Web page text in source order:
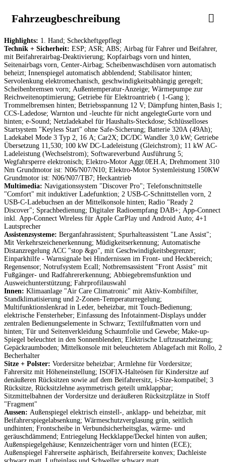
Fahrzeugbeschreibung
Highlights: 1. Hand; Scheckheftgepflegt
Technik + Sicherheit: ESP; ASR; ABS; Airbag für Fahrer und Beifahrer,
mit Beifahrerairbag-Deaktivierung; Kopfairbags vorn und hinten,
Seitenairbags vorn, Center-Airbag; Scheibenwaschdüsen vorn automatisch
beheizt; Innenspiegel automatisch abblendend; Stabilisator hinten;
Servolenkung elektromechanisch, geschwindigkeitsabhängig geregelt;
Scheibenbremsen vorn; Außentemperatur-Anzeige; Wärmepumpe zur
Reichweitenoptimierung; Getriebe für Elektroantrieb ( 1-Gang );
Trommelbremsen hinten; Betriebsspannung 12 V; Dämpfung hinten,Basis 1;
CCS-Ladedose; Warnton und -leuchte für nicht angelegteGurte vorn und
hinten; e-Sound; Netzladekabel für Haushalts-Steckdose; Schlüsselloses
Startsystem "Keyless Start" ohne Safe-Sicherung; Batterie 320A (49Ah);
Ladekabel Mode 3 Typ 2, 16 A; Car2X; DC/DC Wandler 3,0 kW; Getriebe
Übersetzung 11,530; 100 kW DC-Ladeleistung (Gleichstrom); 11 kW AC-
Ladeleistung (Wechselstrom); Softwareverbund Ausführung 5;
Wegfahrsperre elektronisch; Elektro-Motor Aggr.0EH.A; Drehmoment 310
Nm Grundmotor ist: N06/N07/N10; Elektro-Motor Systemleistung 150KW
Grundmotor ist: N06/N07/TB7; Heckantrieb
Multimedia: Navigationssystem "Discover Pro"; Telefonschnittstelle
"Comfort" mit induktiver Ladefunktion; 2 USB-C-Schnittstellen vorn, 2
USB-C-Ladebuchsen an der Mittelkonsole hinten; Radio "Ready 2
Discover"; Sprachbedienung; Digitaler Radioempfang DAB+; App-Connect
inkl. App-Connect Wireless für Apple CarPlay und Android Auto; 4+1
Lautsprecher
Assistenzsysteme: Berganfahrassistent; Spurhalteassistent "Lane Assist";
Mit Verkehrszeichenerkennung; Müdigkeitserkennung; Automatische
Distanzregelung ACC "stop &go", mit Geschwindigkeitsbegrenzer;
Einparkhilfe - Warnsignale bei Hindernissen im Front- und Heckbereich;
Regensensor; Notrufsystem Ecall; Notbremsassistent "Front Assist" mit
Fußgänger- und Radfahrererkennung; Abbiegebremsfunktion und
Ausweichunterstützung; Fahrprofilauswahl
Innen: Klimaanlage "Air Care Climatronic" mit Aktiv-Kombifilter,
Standklimatisierung und 2-Zonen-Temperaturregelung;
Multifunktionslenkrad in Leder, beheizbar, mit Touch-Bedienung;
elektrische Fensterheber; Einfassung des Infotainment-Displays undder
zentralen Bedienungselemente in Schwarz; Textilfußmatten vorn und
hinten; Tür und Seitenverkleidung Schaumfolie und Gewebe; Make-up-
Spiegel beleuchtet in den Sonnenblenden; Elektrische Luftzusatzheizung;
Gepäckraumboden; Mittelkonsole mit beleuchtetem Ablagefach mit Rollo, 2
Becherhalter
Sitze + Polster: Vordersitze beheizbar; Armlehne für Vordersitze;
Fahrersitz mit Höheneinstellung; ISOFIX-Halteösen für Kindersitze auf
denäußeren Rücksitzen sowie auf dem Beifahrersitz, i-Size-kompatibel; 3
Rücksitze, Rücksitzlehne asymmetrisch geteilt umklappbar;
Sitzmittelbahnen der Vordersitze und deräußeren Rücksitzplätze in Stoff
"Fragment"
Aussen: Außenspiegel elektrisch einstell-, anklapp- und beheizbar, mit
Beifahrerspiegelabsenkung; Wärmeschutzverglasung grün, seitlich
undhinten; Frontscheibe in Verbundsicherheitsglas, wärme- und
geräuschdämmend; Entriegelung Heckklappe/Deckel hinten von außen;
Außenspiegelgehäuse; Kennzeichenträger vorn und hinten (ECE);
Außenspiegel Fahrerseite asphärisch, Beifahrerseite konvex; Dachleiste